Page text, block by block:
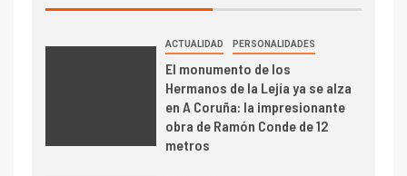
ACTUALIDAD PERSONALIDADES
El monumento de los
Hermanos de la Lejía ya se alza
en A Coruña: la impresionante
obra de Ramón Conde de 12
metros